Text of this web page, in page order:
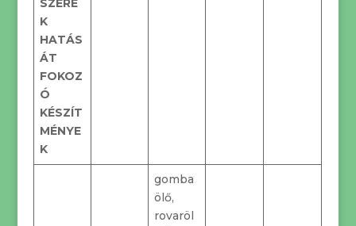
SZERE
K
HATÁS
ÁT
FOKOZ
Ó
KÉSZÍT
MÉNYE
K
gomba
ölő,
rovaröl